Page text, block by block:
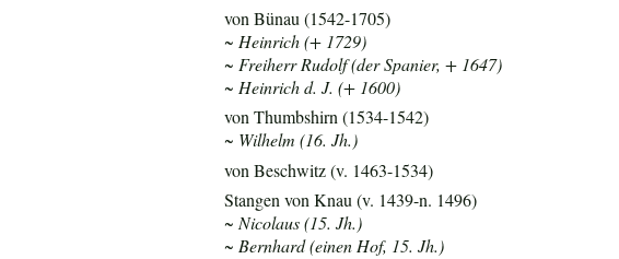
von Bünau (1542-1705)
~ Heinrich (+ 1729)
~ Freiherr Rudolf (der Spanier, + 1647)
~ Heinrich d. J. (+ 1600)
von Thumbshirn (1534-1542)
~ Wilhelm (16. Jh.)
von Beschwitz (v. 1463-1534)
Stangen von Knau (v. 1439-n. 1496)
~ Nicolaus (15. Jh.)
~ Bernhard (einenHof, 15. Jh.)